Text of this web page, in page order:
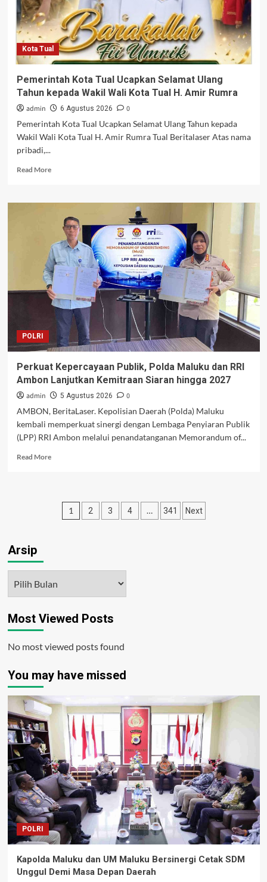
Bersih
Tata
Kelola,
Tak
Boleh
Ada
Berulang
Kota Tual
Pemerintah Kota Tual Ucapkan Selamat Ulang
Tahun kepada Wakil Wali Kota Tual H. Amir Rumra
admin 6 Agustus 2026
0
Pemerintah Kota Tual Ucapkan Selamat Ulang Tahun kepada
Wakil Wali Kota Tual H. Amir Rumra Tual Beritalaser Atas nama
pribadi,...
Read MoreRead
Pemerintah
Tual
Ucapkan
Selamat
Ulang
Tahun
kepada
Wakil
Wali
Tual
Amir
POLRI
Perkuat Kepercayaan Publik, Polda Maluku dan RRI
Ambon Lanjutkan Kemitraan Siaran hingga 2027
admin 5 Agustus 2026
0
AMBON, BeritaLaser. Kepolisian Daerah (Polda) Maluku
kembali memperkuat sinergi dengan Lembaga Penyiaran Publik
(LPP) RRI Ambon melalui penandatanganan Memorandum of...
Read MoreRead
Kepercayaan
Publik,
Ambon
2027
Paginasi
1 2 3 4 … 341 Next
Arsip
Most Viewed Posts
No most viewed posts found
You may have missed
POLRI
Kapolda Maluku dan UM Maluku Bersinergi Cetak SDM
Unggul Demi Masa Depan Daerah